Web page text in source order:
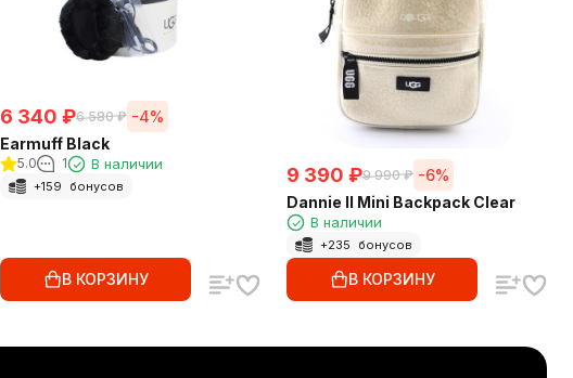
6 340 ₽6 580 ₽ -4%
Earmuff Black
5.0 1 В наличии
+159 бонусов
В КОРЗИНУ
9 390 ₽9 990 ₽ -6%
Dannie II Mini Backpack Clear
В наличии
+235 бонусов
В КОРЗИНУ